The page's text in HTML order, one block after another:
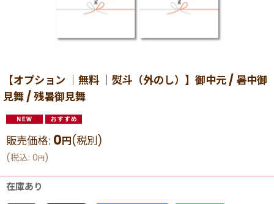
【オプション ｜無料 ｜熨斗（外のし）】御中元 / 暑中御
見舞 / 残暑御見舞
販売価格: 0円(税別)
(税込: 0円)
在庫あり